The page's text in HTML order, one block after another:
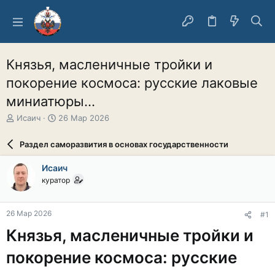
Князья, масленичные тройки и
покорение космоса: русские лаковые
миниатюры...
А
о
р
т
е
м
ы
Исаич
Д
а
а
ч
л
26 Мар 2026
Раздел саморазвития в основах государственности
Исаич
куратор
26 Мар 2026 #1
Князья, масленичные тройки и
покорение космоса: русские